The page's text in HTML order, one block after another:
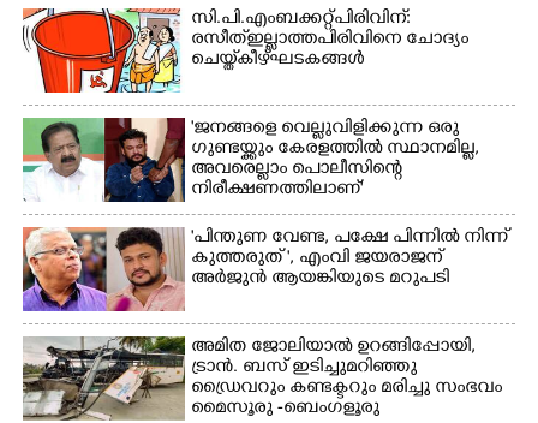
സി.പി.എം ബക്കറ്റ് പിരിവിന്:
രസീത് ഇല്ലാത്ത പിരിവിനെ ചോദ്യം
ചെയ്ത് കീഴ്ഘടകങ്ങൾ
'ജനങ്ങളെ വെല്ലുവിളിക്കുന്ന ഒരു
ഗുണ്ടയ്ക്കും കേരളത്തിൽ സ്ഥാനമില്ല,​
അവരെല്ലാം പൊലീസിന്റെ
നിരീക്ഷണത്തിലാണ്'
"പിന്തുണ വേണ്ട,​ പക്ഷേ പിന്നിൽ നിന്ന്
കുത്തരുത് ", എംവി ജയരാജന്
അർജുൻ ആയങ്കിയുടെ മറുപടി
അമിത ജോലിയാൽ ഉറങ്ങിപ്പോയി,
ട്രാൻ. ബസ് ഇടിച്ചുമറിഞ്ഞു
ഡ്രൈവറും കണ്ടക്ടറും മരിച്ചു സംഭവം
മൈസൂരു -ബെംഗളൂരു